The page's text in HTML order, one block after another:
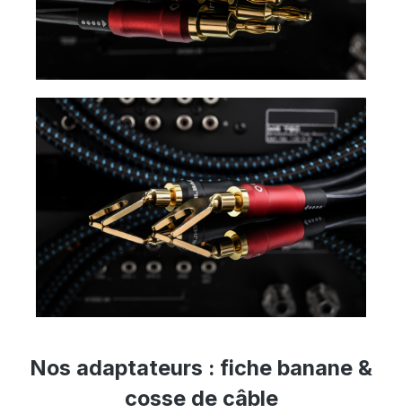
Nos adaptateurs : fiche banane &
cosse de câble